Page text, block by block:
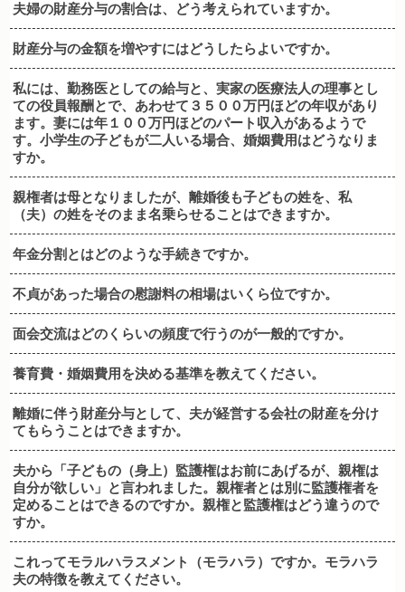
夫婦の財産分与の割合は、どう考えられていますか。
財産分与の金額を増やすにはどうしたらよいですか。
私には、勤務医としての給与と、実家の医療法人の理事とし
ての役員報酬とで、あわせて３５００万円ほどの年収があり
ます。妻には年１００万円ほどのパート収入があるようで
す。小学生の子どもが二人いる場合、婚姻費用はどうなりま
すか。
親権者は母となりましたが、離婚後も子どもの姓を、私
（夫）の姓をそのまま名乗らせることはできますか。
年金分割とはどのような手続きですか。
不貞があった場合の慰謝料の相場はいくら位ですか。
面会交流はどのくらいの頻度で行うのが一般的ですか。
養育費・婚姻費用を決める基準を教えてください。
離婚に伴う財産分与として、夫が経営する会社の財産を分け
てもらうことはできますか。
夫から「子どもの（身上）監護権はお前にあげるが、親権は
自分が欲しい」と言われました。親権者とは別に監護権者を
定めることはできるのですか。親権と監護権はどう違うので
すか。
これってモラルハラスメント（モラハラ）ですか。モラハラ
夫の特徴を教えてください。